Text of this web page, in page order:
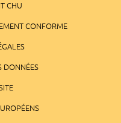
CHU
CONFORME
DONNÉES